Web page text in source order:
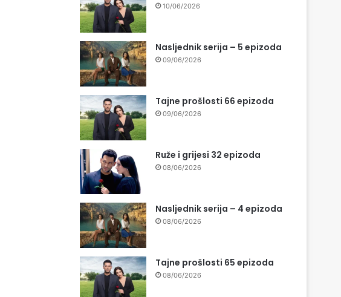
10/06/2026
Nasljednik serija – 5 epizoda
09/06/2026
Tajne prošlosti 66 epizoda
09/06/2026
Ruže i grijesi 32 epizoda
08/06/2026
Nasljednik serija – 4 epizoda
08/06/2026
Tajne prošlosti 65 epizoda
08/06/2026